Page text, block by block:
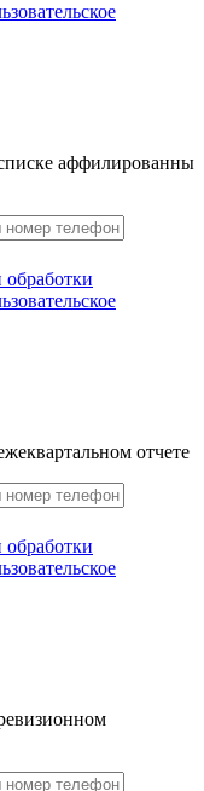
аффилированны
обработки
отчете
обработки